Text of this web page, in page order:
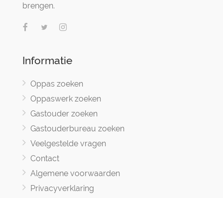
brengen.
Informatie
Oppas zoeken
Oppaswerk zoeken
Gastouder zoeken
Gastouderbureau zoeken
Veelgestelde vragen
Contact
Algemene voorwaarden
Privacyverklaring